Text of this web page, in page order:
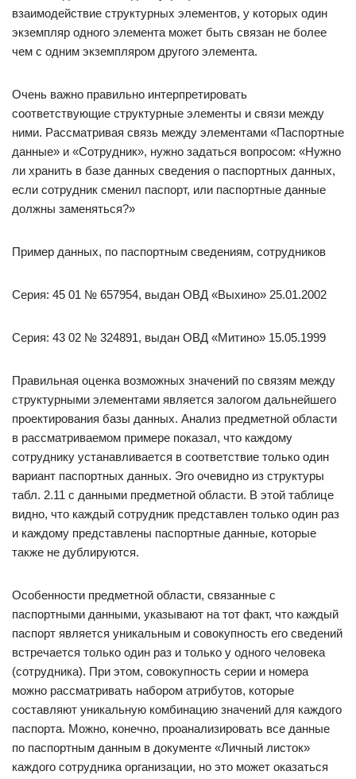
взаимодействие структурных элементов, у которых один
экземпляр одного элемента может быть связан не более
чем с одним экземпляром другого элемента.
Очень важно правильно интерпретировать
соответствующие структурные элементы и связи между
ними. Рассматривая связь между элементами «Паспортные
данные» и «Сотрудник», нужно задаться вопросом: «Нужно
ли хранить в базе данных сведения о паспортных данных,
если сотрудник сменил паспорт, или паспортные данные
должны заменяться?»
Пример данных, по паспортным сведениям, сотрудников
Серия: 45 01 № 657954, выдан ОВД «Выхино» 25.01.2002
Серия: 43 02 № 324891, выдан ОВД «Митино» 15.05.1999
Правильная оценка возможных значений по связям между
структурными элементами является залогом дальнейшего
проектирования базы данных. Анализ предметной области
в рассматриваемом примере показал, что каждому
сотруднику устанавливается в соответствие только один
вариант паспортных данных. Эго очевидно из структуры
табл. 2.11 с данными предметной области. В этой таблице
видно, что каждый сотрудник представлен только один раз
и каждому представлены паспортные данные, которые
также не дублируются.
Особенности предметной области, связанные с
паспортными данными, указывают на тот факт, что каждый
паспорт является уникальным и совокупность его сведений
встречается только один раз и только у одного человека
(сотрудника). При этом, совокупность серии и номера
можно рассматривать набором атрибутов, которые
составляют уникальную комбинацию значений для каждого
паспорта. Можно, конечно, проанализировать все данные
по паспортным данным в документе «Личный листок»
каждого сотрудника организации, но это может оказаться